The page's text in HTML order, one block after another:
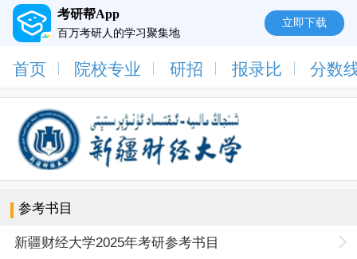
考研帮App
百万考研人的学习聚集地
立即下载
首页 院校专业 研招 报录比 分数
参考书目
新疆财经大学2025年考研参考书目